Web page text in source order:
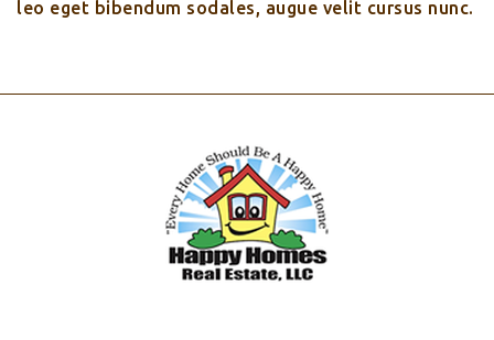
leo eget bibendum sodales, augue velit cursus nunc.